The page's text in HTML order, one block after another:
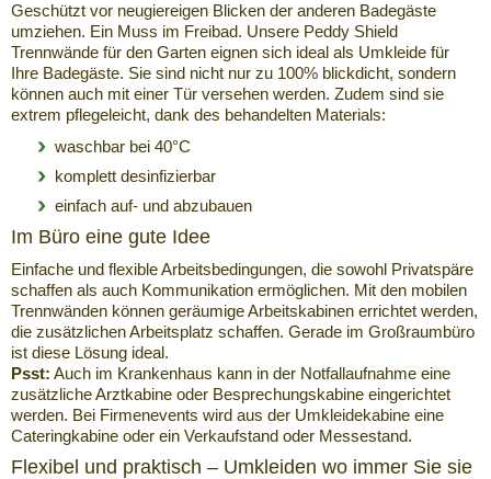
Geschützt vor neugiereigen Blicken der anderen Badegäste
umziehen. Ein Muss im Freibad. Unsere Peddy Shield
Trennwände für den Garten eignen sich ideal als Umkleide für
Ihre Badegäste. Sie sind nicht nur zu 100% blickdicht, sondern
können auch mit einer Tür versehen werden. Zudem sind sie
extrem pflegeleicht, dank des behandelten Materials:
waschbar bei 40°C
komplett desinfizierbar
einfach auf- und abzubauen
Im Büro eine gute Idee
Einfache und flexible Arbeitsbedingungen, die sowohl Privatspäre
schaffen als auch Kommunikation ermöglichen. Mit den mobilen
Trennwänden können geräumige Arbeitskabinen errichtet werden,
die zusätzlichen Arbeitsplatz schaffen. Gerade im Großraumbüro
ist diese Lösung ideal.
Psst: Auch im Krankenhaus kann in der Notfallaufnahme eine
zusätzliche Arztkabine oder Besprechungskabine eingerichtet
werden. Bei Firmenevents wird aus der Umkleidekabine eine
Cateringkabine oder ein Verkaufstand oder Messestand.
Flexibel und praktisch – Umkleiden wo immer Sie sie